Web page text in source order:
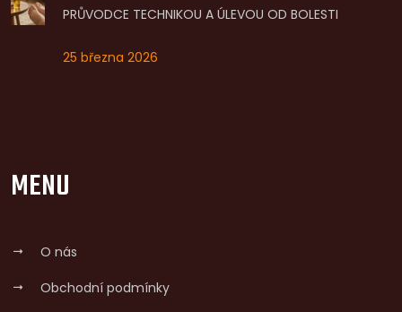
PRŮVODCE TECHNIKOU A ÚLEVOU OD BOLESTI
25 března 2026
MENU
O nás
Obchodní podmínky